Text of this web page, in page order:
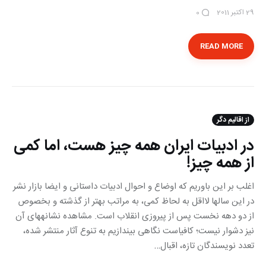
29 اکتبر 2011 0
READ MORE
از اقالیم دگر
در ادبیات ایران همه چیز هست، اما کمی
از همه چیز!
اغلب بر این باوریم که اوضاع و احوال ادبیات داستانی و ایضا بازار نشر
در این سالها لااقل به لحاظ کمی، به مراتب بهتر از گذشته و بخصوص
از دو دهه نخست پس از پیروزی انقلاب است. مشاهده نشانه‎های آن
نیز دشوار نیست؛ کافی‎است نگاهی بيندازيم به تنوع آثار منتشر شده،
تعدد نویسندگان تازه، اقبال…